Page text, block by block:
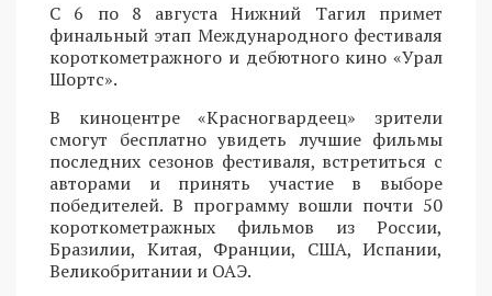
С 6 по 8 августа Нижний Тагил примет
финальный этап Международного фестиваля
короткометражного и дебютного кино «Урал
Шортс».
В киноцентре «Красногвардеец» зрители
смогут бесплатно увидеть лучшие фильмы
последних сезонов фестиваля, встретиться с
авторами и принять участие в выборе
победителей. В программу вошли почти 50
короткометражных фильмов из России,
Бразилии, Китая, Франции, США, Испании,
Великобритании и ОАЭ.